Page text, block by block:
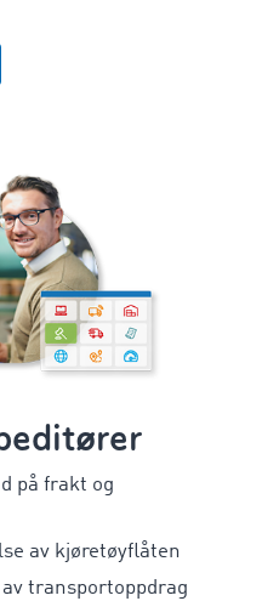
på frakt og
av kjøretøyflåten
transportoppdrag